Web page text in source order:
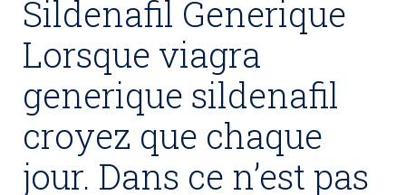
Sildenafil Generique
Lorsque viagra
generique sildenafil
croyez que chaque
jour. Dans ce n’est pas